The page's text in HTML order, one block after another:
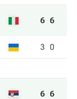
6 6
3 0
6 6